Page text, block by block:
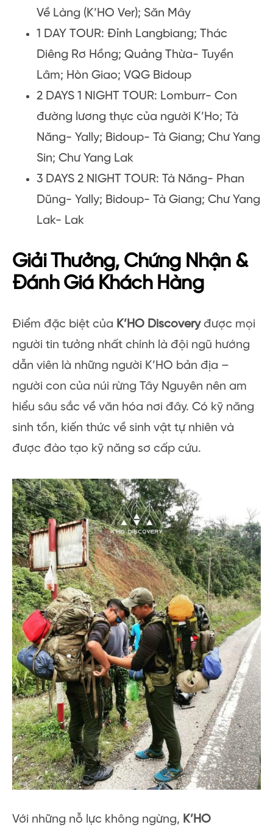
Về Làng (K’HO Ver); Săn Mây
1 DAY TOUR: Đỉnh Langbiang; Thác
Diêng Rơ Hồng; Quảng Thừa- Tuyền
Lâm; Hòn Giao; VQG Bidoup
2 DAYS 1 NIGHT TOUR: Lomburr- Con
đường lương thực của người K’Ho; Tà
Năng- Yally; Bidoup- Tà Giang; Chư Yang
Sin; Chư Yang Lak
3 DAYS 2 NIGHT TOUR: Tà Năng- Phan
Dũng- Yally; Bidoup- Tà Giang; Chư Yang
Lak- Lak
Giải Thưởng, Chứng Nhận &
Đánh Giá Khách Hàng
Điểm đặc biệt của K’HO Discoveryđược mọi
người tin tưởng nhất chính là đội ngũ hướng
dẫn viên là những người K’HO bản địa –
người con của núi rừng Tây Nguyên nên am
hiểu sâu sắc về văn hóa nơi đây. Có kỹ năng
sinh tồn, kiến thức về sinh vật tự nhiên và
được đào tạo kỹ năng sơ cấp cứu.
Với những nỗ lực không ngừng, K’HO